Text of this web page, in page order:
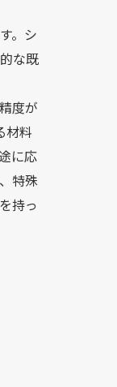
。シ
な既
度が
材料
に応
特殊
持っ